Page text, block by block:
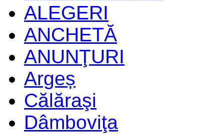
ALEGERI
ANCHETĂ
ANUNŢURI
Argeș
Călăraşi
Dâmboviţa